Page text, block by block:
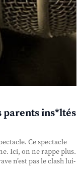
parents ins*ltés
Ce spectacle
Ici, on ne rappe plus.
n’est pas le clash lui-